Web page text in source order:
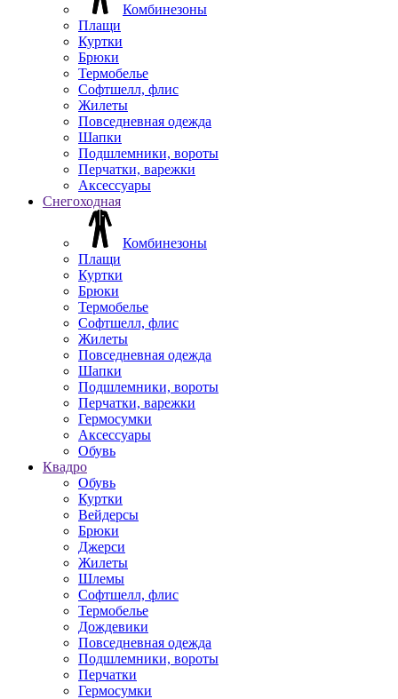
Комбинезоны
Плащи
Куртки
Брюки
Термобелье
Софтшелл, флис
Жилеты
Повседневная одежда
Шапки
Подшлемники, вороты
Перчатки, варежки
Аксессуары
Снегоходная
Комбинезоны
Плащи
Куртки
Брюки
Термобелье
Софтшелл, флис
Жилеты
Повседневная одежда
Шапки
Подшлемники, вороты
Перчатки, варежки
Гермосумки
Аксессуары
Обувь
Квадро
Обувь
Куртки
Вейдерсы
Брюки
Джерси
Жилеты
Шлемы
Софтшелл, флис
Термобелье
Дождевики
Повседневная одежда
Подшлемники, вороты
Перчатки
Гермосумки